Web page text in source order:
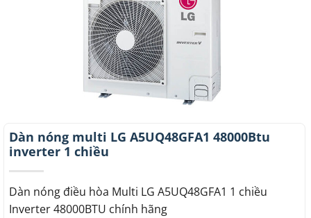
Dàn nóng multi LG A5UQ48GFA1 48000Btu
inverter 1 chiều
Dàn nóng điều hòa Multi LG A5UQ48GFA1 1 chiều
Inverter 48000BTU chính hãng